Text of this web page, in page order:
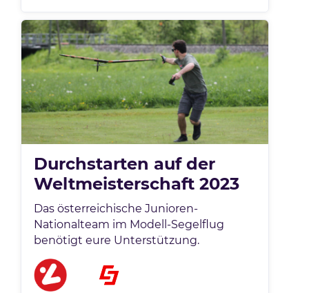
Durchstarten auf der
Weltmeisterschaft 2023
Das österreichische Junioren-
Nationalteam im Modell-Segelflug
benötigt eure Unterstützung.